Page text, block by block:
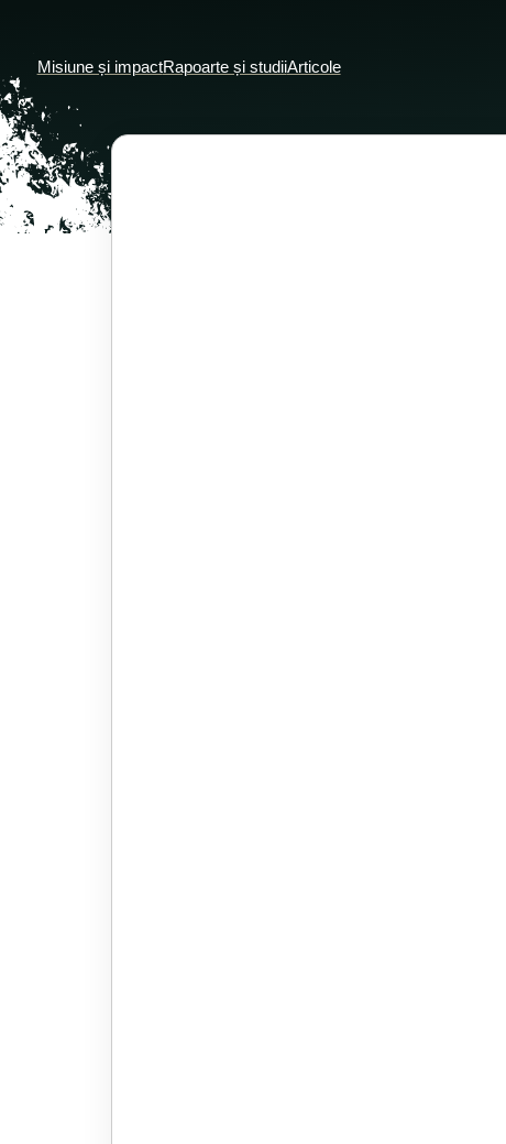
Misiune și impactRapoarte și studiiArticole